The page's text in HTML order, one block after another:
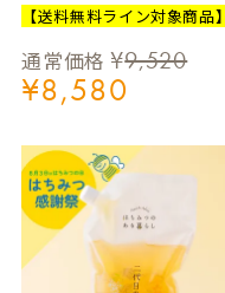
通常価格 ¥9,520
¥8,580
【送料無料ライン対象商品】